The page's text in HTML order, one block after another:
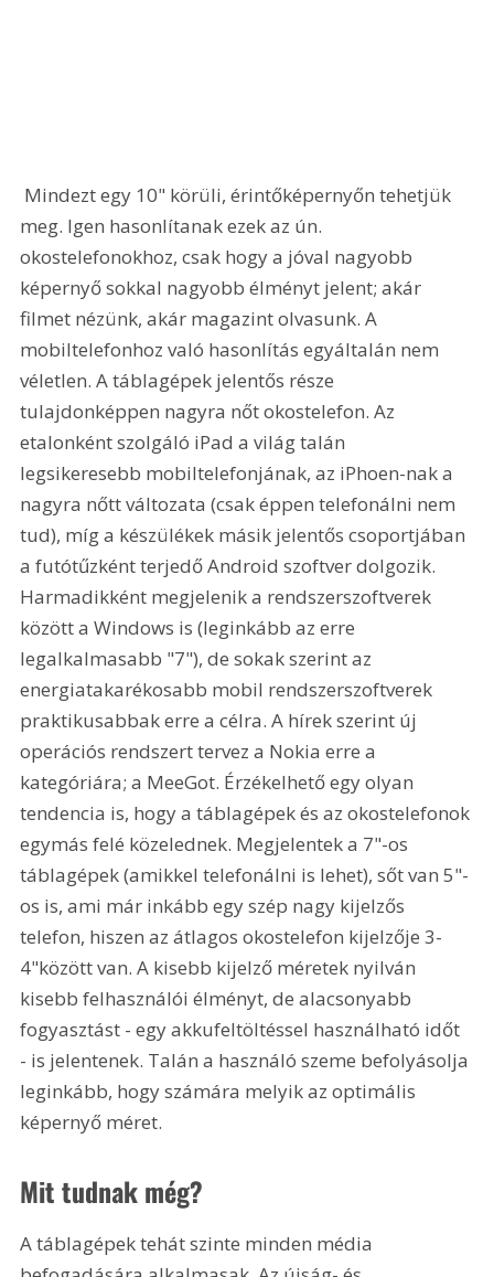
meg. Igen hasonlítanak ezek az ún.
okostelefonokhoz, csak hogy a jóval nagyobb
képernyő sokkal nagyobb élményt jelent; akár
filmet nézünk, akár magazint olvasunk. A
mobiltelefonhoz való hasonlítás egyáltalán nem
véletlen. A táblagépek jelentős része
tulajdonképpen nagyra nőt okostelefon. Az
etalonként szolgáló iPad a világ talán
legsikeresebb mobiltelefonjának, az iPhoen-nak a
nagyra nőtt változata (csak éppen telefonálni nem
tud), míg a készülékek másik jelentős csoportjában
a futótűzként terjedő Android szoftver dolgozik.
Harmadikként megjelenik a rendszerszoftverek
között a Windows is (leginkább az erre
legalkalmasabb "7"), de sokak szerint az
energiatakarékosabb mobil rendszerszoftverek
praktikusabbak erre a célra. A hírek szerint új
operációs rendszert tervez a Nokia erre a
kategóriára; a MeeGot. Érzékelhető egy olyan
tendencia is, hogy a táblagépek és az okostelefonok
egymás felé közelednek. Megjelentek a 7"-os
táblagépek (amikkel telefonálni is lehet), sőt van 5"-
os is, ami már inkább egy szép nagy kijelzős
telefon, hiszen az átlagos okostelefon kijelzője 3-
4"között van. A kisebb kijelző méretek nyilván
kisebb felhasználói élményt, de alacsonyabb
fogyasztást - egy akkufeltöltéssel használható időt
- is jelentenek. Talán a használó szeme befolyásolja
leginkább, hogy számára melyik az optimális
képernyő méret.
Mit tudnak még?
A táblagépek tehát szinte minden média